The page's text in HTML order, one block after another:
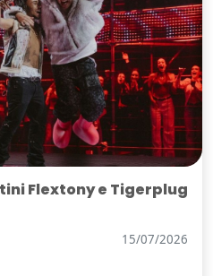
Flextony e Tigerplug
15/07/2026